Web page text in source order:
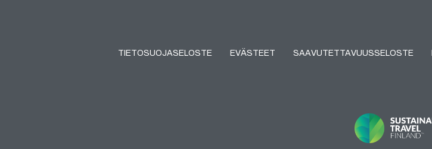
TIETOSUOJASELOSTE EVÄSTEET SAAVUTETTAVUUSSELOSTE